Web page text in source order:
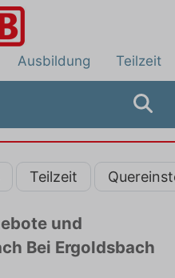
Ausbildung Teilzeit
Teilzeit
und
Bei Ergoldsbach